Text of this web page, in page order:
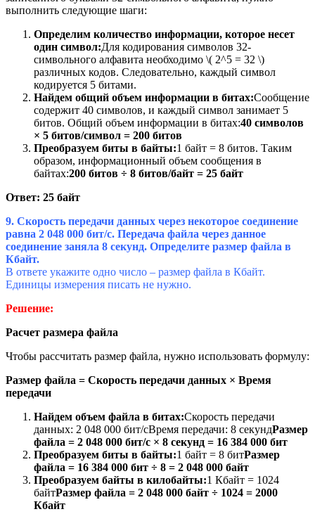
выполнить следующие шаги:
Определим количество информации, которое несет
один символ:Для кодирования символов 32-
символьного алфавита необходимо \( 2^5 = 32 \)
различных кодов. Следовательно, каждый символ
кодируется 5 битами.
Найдем общий объем информации в битах:Сообщение
содержит 40 символов, и каждый символ занимает 5
битов. Общий объем информации в битах:40 символов
× 5 битов/символ = 200 битов
Преобразуем биты в байты:1 байт = 8 битов. Таким
образом, информационный объем сообщения в
байтах:200 битов ÷ 8 битов/байт = 25 байт
Ответ: 25 байт
9. Скорость передачи данных через некоторое соединение
равна 2 048 000 бит/c. Передача файла через данное
соединение заняла 8 секунд. Определите размер файла в
Кбайт.
В ответе укажите одно число – размер файла в Кбайт.
Единицы измерения писать не нужно.
Решение:
Расчет размера файла
Чтобы рассчитать размер файла, нужно использовать формулу:
Размер файла = Скорость передачи данных × Время
передачи
Найдем объем файла в битах:Скорость передачи
данных: 2 048 000 бит/сВремя передачи: 8 секундРазмер
файла = 2 048 000 бит/с × 8 секунд = 16 384 000 бит
Преобразуем биты в байты:1 байт = 8 битРазмер
файла = 16 384 000 бит ÷ 8 = 2 048 000 байт
Преобразуем байты в килобайты:1 Кбайт = 1024
байтРазмер файла = 2 048 000 байт ÷ 1024 = 2000
Кбайт